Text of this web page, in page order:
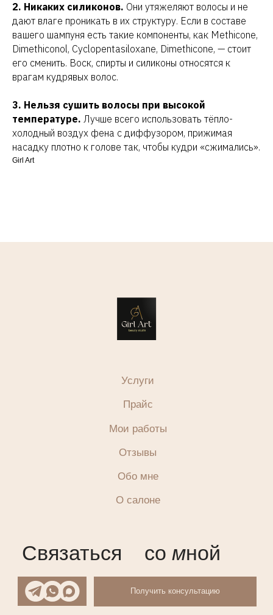
2. Никаких силиконов. Они утяжеляют волосы и не
дают влаге проникать в их структуру. Если в составе
вашего шампуня есть такие компоненты, как Methicone,
Dimethiconol, Cyclopentasiloxane, Dimethicone, — стоит
его сменить. Воск, спирты и силиконы относятся к
врагам кудрявых волос.
3. Нельзя сушить волосы при высокой
температуре. Лучше всего использовать тёпло-
холодный воздух фена с диффузором, прижимая
насадку плотно к голове так, чтобы кудри «сжимались».
Girl Art
Обо мне
О салоне
Получить консультацию
сомной
Связаться